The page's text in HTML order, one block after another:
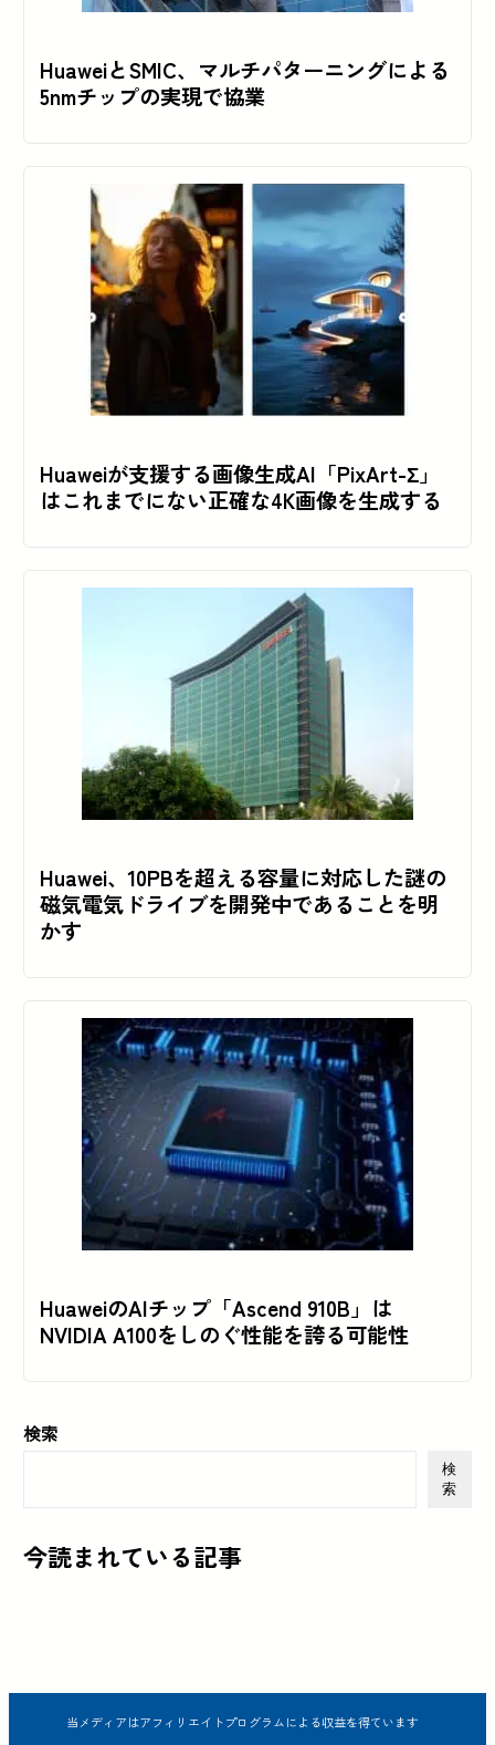
HuaweiとSMIC、マルチパターニングによる
5nmチップの実現で協業
Huaweiが支援する画像生成AI「PixArt-Σ」
はこれまでにない正確な4K画像を生成する
Huawei、10PBを超える容量に対応した謎の
磁気電気ドライブを開発中であることを明
かす
HuaweiのAIチップ「Ascend 910B」は
NVIDIA A100をしのぐ性能を誇る可能性
検索
検
索
今読まれている記事
当メディアはアフィリエイトプログラムによる収益を得ています